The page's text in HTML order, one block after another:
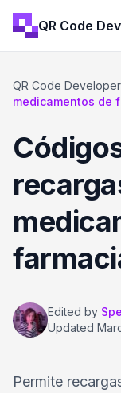
QR Code
QR Code Developer
medicamentos de
Edited by
Updated
Permite